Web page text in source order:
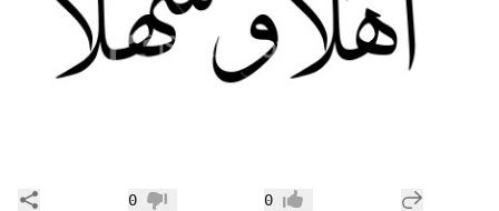
إضافة رد جديد 0
0